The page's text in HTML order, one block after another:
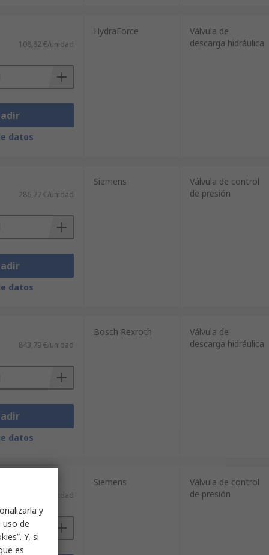
108,82 €/unidad
datos
HydraForce
Válvula de
descarga hidráulica
286,77 €/unidad
datos
Siemens
Válvula de control
de presión
843,79 €/unidad
datos
Bosch Rexroth
Válvula de
descarga hidráulica
1.139,49 €/unidad
Siemens
Válvula de control
de presión
y
uso de
Y, si
es